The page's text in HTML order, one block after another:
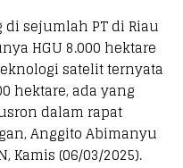
sejumlah PT di Riau
HGU 8.000 hektare
satelit ternyata
hektare, ada yang
dalam rapat
Anggito Abimanyu
Kamis (06/03/2025).